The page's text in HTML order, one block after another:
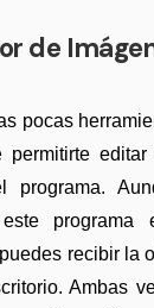
de
pocas
permitirte
programa.
este programa
recibir la
Ambas